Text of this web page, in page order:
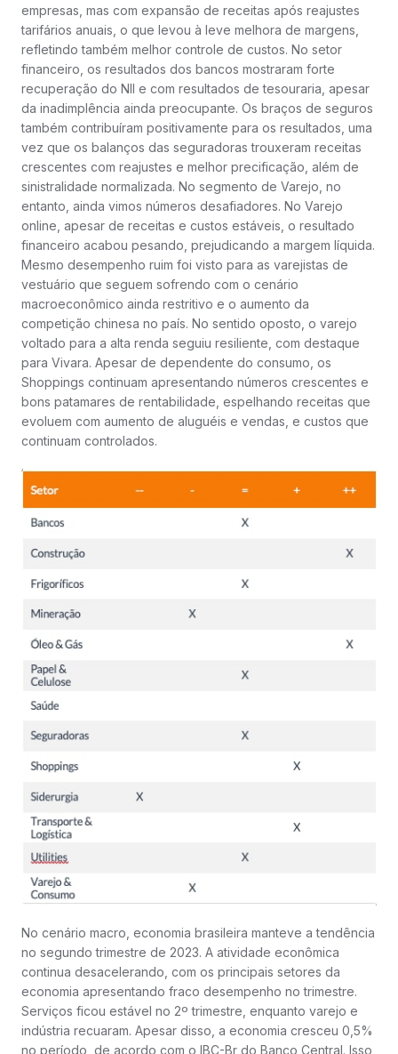
empresas, mas com expansão de receitas após reajustes
tarifários anuais, o que levou à leve melhora de margens,
refletindo também melhor controle de custos. No setor
financeiro, os resultados dos bancos mostraram forte
recuperação do NII e com resultados de tesouraria, apesar
da inadimplência ainda preocupante. Os braços de seguros
também contribuíram positivamente para os resultados, uma
vez que os balanços das seguradoras trouxeram receitas
crescentes com reajustes e melhor precificação, além de
sinistralidade normalizada. No segmento de Varejo, no
entanto, ainda vimos números desafiadores. No Varejo
online, apesar de receitas e custos estáveis, o resultado
financeiro acabou pesando, prejudicando a margem líquida.
Mesmo desempenho ruim foi visto para as varejistas de
vestuário que seguem sofrendo com o cenário
macroeconômico ainda restritivo e o aumento da
competição chinesa no país. No sentido oposto, o varejo
voltado para a alta renda seguiu resiliente, com destaque
para Vivara. Apesar de dependente do consumo, os
Shoppings continuam apresentando números crescentes e
bons patamares de rentabilidade, espelhando receitas que
evoluem com aumento de aluguéis e vendas, e custos que
continuam controlados.
No cenário macro, economia brasileira manteve a tendência
no segundo trimestre de 2023. A atividade econômica
continua desacelerando, com os principais setores da
economia apresentando fraco desempenho no trimestre.
Serviços ficou estável no 2º trimestre, enquanto varejo e
indústria recuaram. Apesar disso, a economia cresceu 0,5%
no período, de acordo com o IBC-Br do Banco Central. Isso